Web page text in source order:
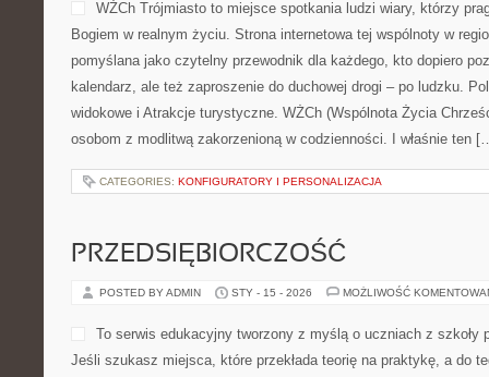
WŻCh Trójmiasto to miejsce spotkania ludzi wiary, którzy
Bogiem w realnym życiu. Strona internetowa tej wspólnoty w
pomyślana jako czytelny przewodnik dla każdego, kto dopiero
kalendarz, ale też zaproszenie do duchowej drogi – po ludzku.
widokowe i Atrakcje turystyczne. WŻCh (Wspólnota Życia
osobom z modlitwą zakorzenioną w codzienności. I właśnie ten
CATEGORIES: KONFIGURATORY I PERSONALIZACJA
PRZEDSIĘBIORCZOŚĆ
POSTED BY ADMIN STY - 15 - 2026 MOŻLIWOŚĆ
To serwis edukacyjny tworzony z myślą o uczniach z szkoły
Jeśli szukasz miejsca, które przekłada teorię na praktykę, a do